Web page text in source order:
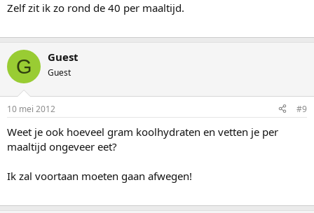
Zelf zit ik zo rond de 40 per maaltijd.
G Guest
Guest
10 mei 2012 #9
Weet je ook hoeveel gram koolhydraten en vetten je per
maaltijd ongeveer eet?
Ik zal voortaan moeten gaan afwegen!